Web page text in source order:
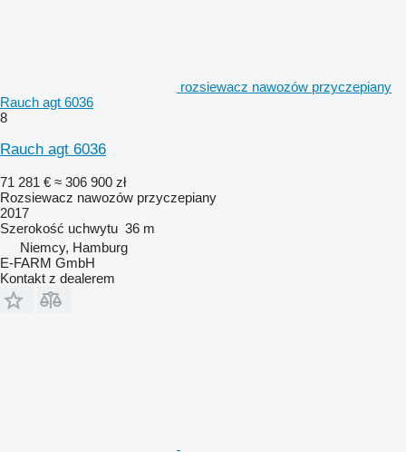
rozsiewacz nawozów przyczepiany
Rauch agt 6036
8
Rauch agt 6036
71 281 € ≈ 306 900 zł
Rozsiewacz nawozów przyczepiany
2017
Szerokość uchwytu 36 m
Niemcy, Hamburg
E-FARM GmbH
Kontakt z dealerem